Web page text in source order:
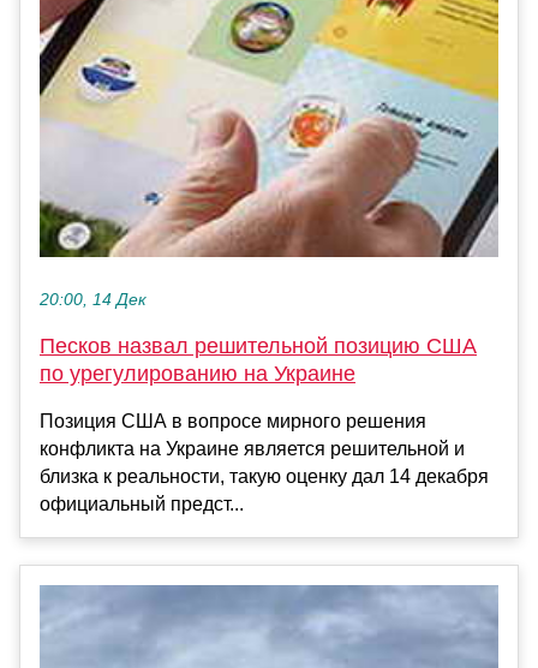
20:00, 14 Дек
Песков назвал решительной позицию США
по урегулированию на Украине
Позиция США в вопросе мирного решения
конфликта на Украине является решительной и
близка к реальности, такую оценку дал 14 декабря
официальный предст...